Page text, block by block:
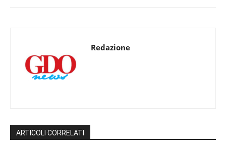
Redazione
ARTICOLI CORRELATI